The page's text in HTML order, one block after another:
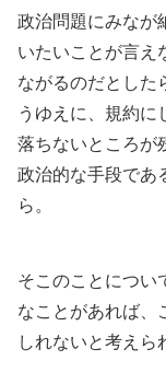
政治問題にみなが
いたいことが言え
ながるのだとした
うゆえに、規約
落ちないところが
政治的な手段であ
ら。
そこのことについ
なことがあれば、
しれないと考えら